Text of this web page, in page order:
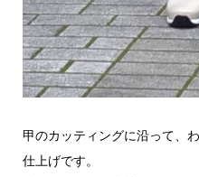
甲のカッティングに沿って、
仕上げです。